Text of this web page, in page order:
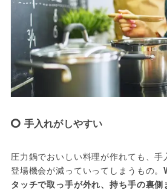
手入れがしやすい
圧力鍋でおいしい料理が作れても、手
登場機会が減っていってしまうもの。
タッチで取っ手が外れ、持ち手の裏側